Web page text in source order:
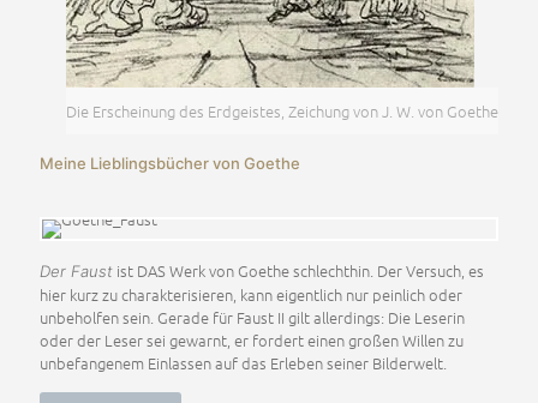
Die Erscheinung des Erdgeistes, Zeichung von J. W. von Goethe
Meine Lieblingsbücher von Goethe
Der Faust ist DAS Werk von Goethe schlechthin. Der Versuch, es
hier kurz zu charakterisieren, kann eigentlich nur peinlich oder
unbeholfen sein. Gerade für Faust II gilt allerdings: Die Leserin
oder der Leser sei gewarnt, er fordert einen großen Willen zu
unbefangenem Einlassen auf das Erleben seiner Bilderwelt.